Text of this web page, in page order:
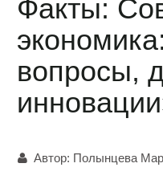
Факты:
вопросы,
Автор: Полынцева